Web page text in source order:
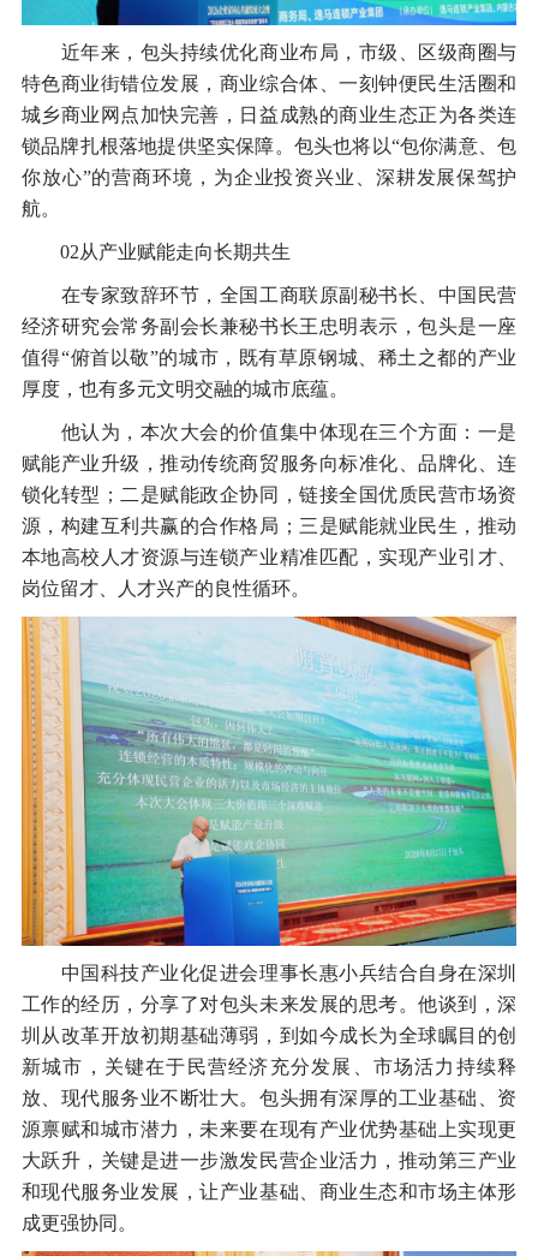
近年来，包头持续优化商业布局，市级、区级商圈与
特色商业街错位发展，商业综合体、一刻钟便民生活圈和
城乡商业网点加快完善，日益成熟的商业生态正为各类连
锁品牌扎根落地提供坚实保障。包头也将以“包你满意、包
你放心”的营商环境，为企业投资兴业、深耕发展保驾护
航。
02从产业赋能走向长期共生
在专家致辞环节，全国工商联原副秘书长、中国民营
经济研究会常务副会长兼秘书长王忠明表示，包头是一座
值得“俯首以敬”的城市，既有草原钢城、稀土之都的产业
厚度，也有多元文明交融的城市底蕴。
他认为，本次大会的价值集中体现在三个方面：一是
赋能产业升级，推动传统商贸服务向标准化、品牌化、连
锁化转型；二是赋能政企协同，链接全国优质民营市场资
源，构建互利共赢的合作格局；三是赋能就业民生，推动
本地高校人才资源与连锁产业精准匹配，实现产业引才、
岗位留才、人才兴产的良性循环。
中国科技产业化促进会理事长惠小兵结合自身在深圳
工作的经历，分享了对包头未来发展的思考。他谈到，深
圳从改革开放初期基础薄弱，到如今成长为全球瞩目的创
新城市，关键在于民营经济充分发展、市场活力持续释
放、现代服务业不断壮大。包头拥有深厚的工业基础、资
源禀赋和城市潜力，未来要在现有产业优势基础上实现更
大跃升，关键是进一步激发民营企业活力，推动第三产业
和现代服务业发展，让产业基础、商业生态和市场主体形
成更强协同。